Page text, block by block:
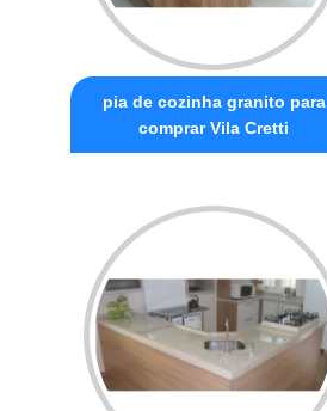
pia de cozinha granito para
comprar Vila Cretti